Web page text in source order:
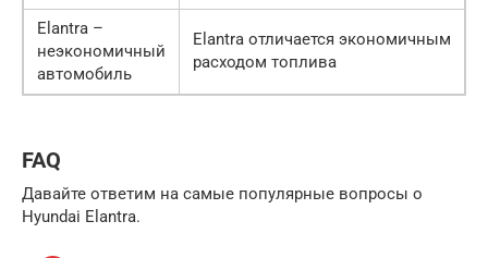
Elantra –
неэкономичный
автомобиль
Elantra отличается экономичным
расходом топлива
FAQ
Давайте ответим на самые популярные вопросы о
Hyundai Elantra.